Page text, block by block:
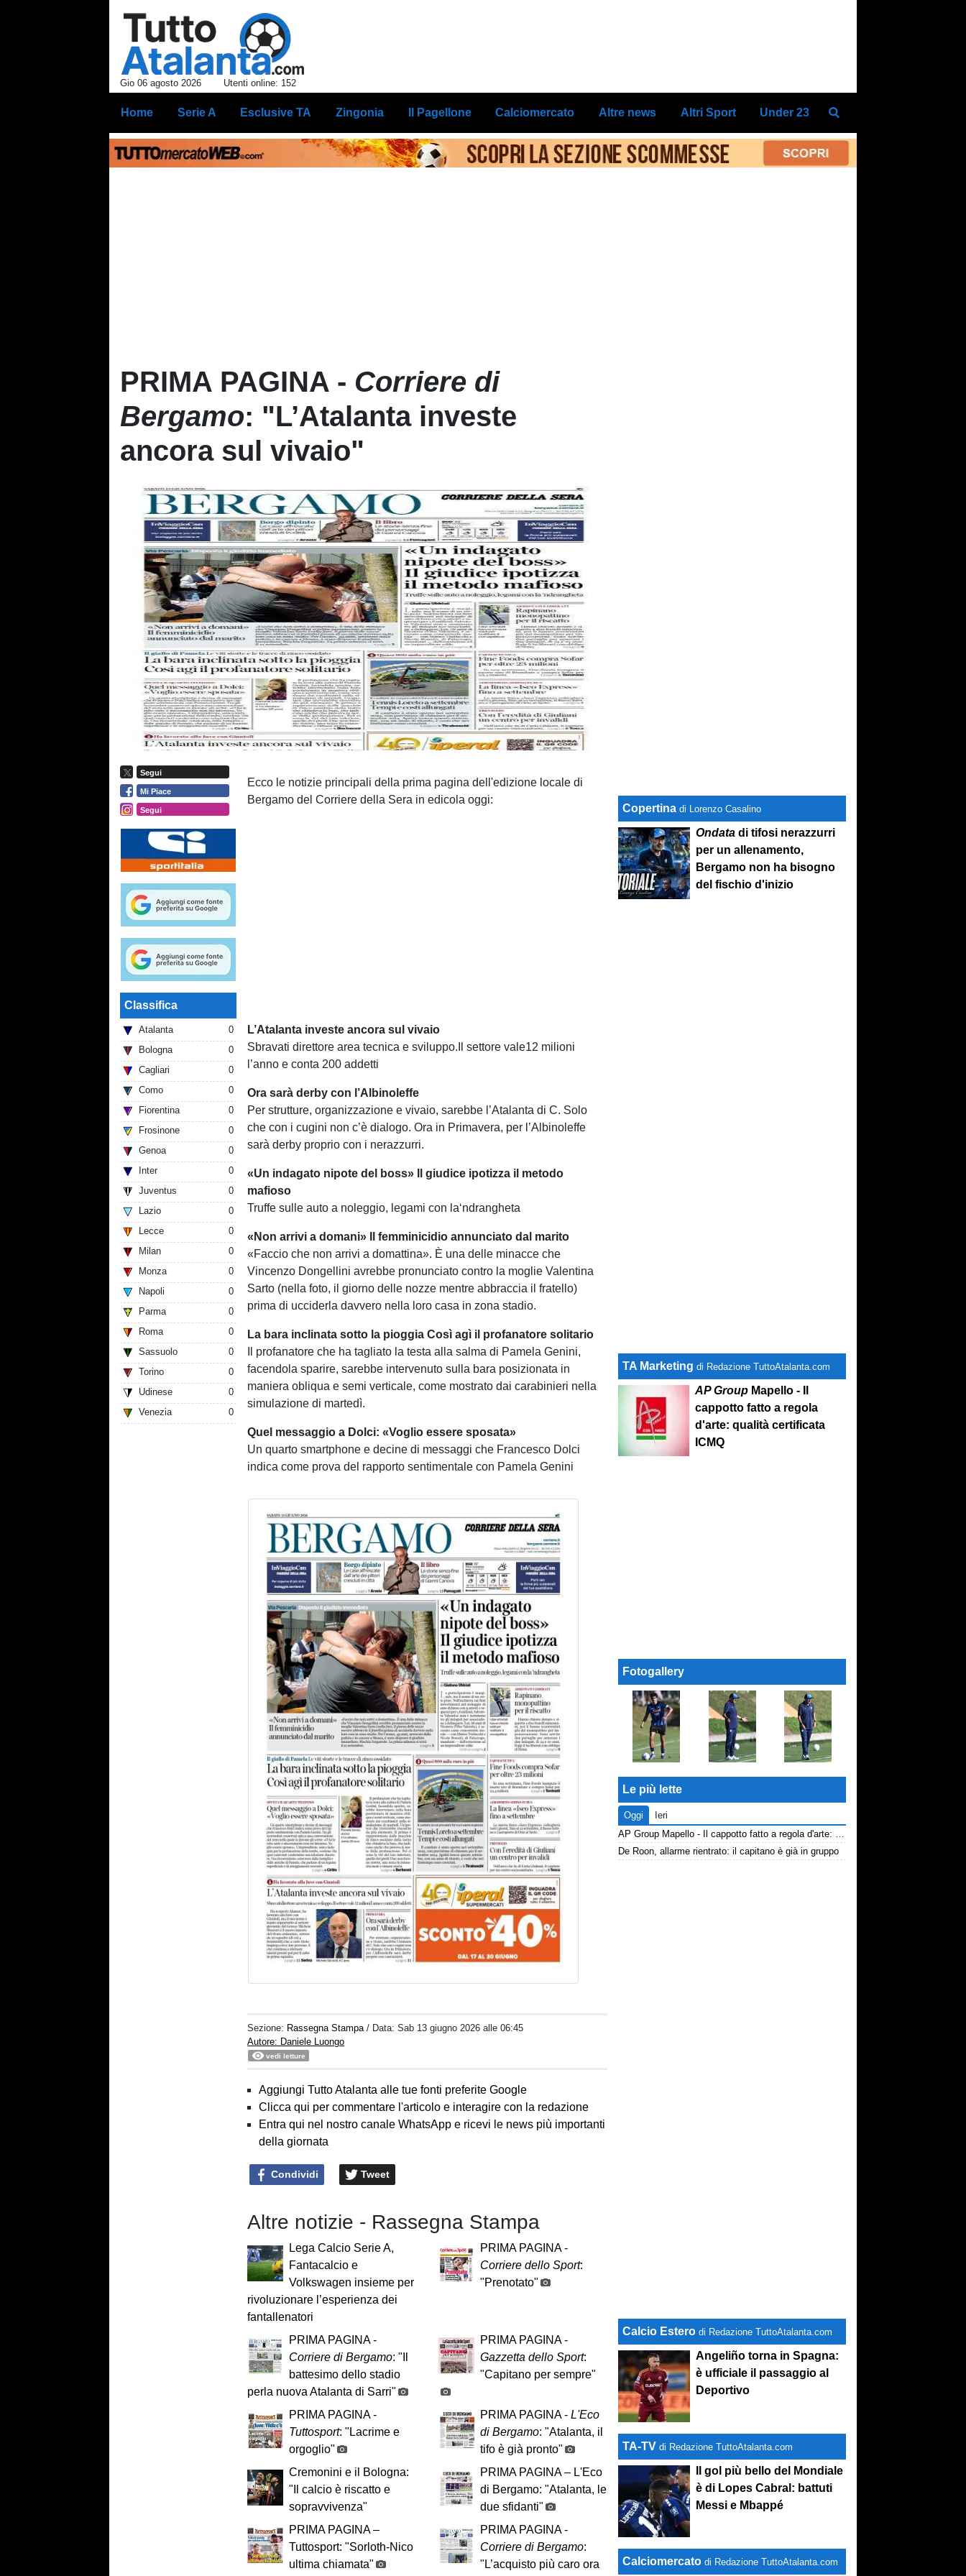
Gio 06 agosto 2026 Utenti online: 152
Home Serie A Esclusive TA Zingonia Il Pagellone Calciomercato Altre news Altri Sport Under 23
PRIMA PAGINA - Corriere di
Bergamo: "L’Atalanta investe
ancora sul vivaio"
Segui
Mi Piace
Segui
Classifica
Atalanta
0
Bologna
0
Cagliari
0
Como
0
Fiorentina
0
Frosinone
0
Genoa
0
Inter
0
Juventus
0
Lazio
0
Lecce
0
Milan
0
Monza
0
Napoli
0
Parma
0
Roma
0
Sassuolo
0
Torino
0
Udinese
0
Venezia
0
Ecco le notizie principali della prima pagina dell'edizione locale di
Bergamo del Corriere della Sera in edicola oggi:
L’Atalanta investe ancora sul vivaio
Sbravati direttore area tecnica e sviluppo.Il settore vale12 milioni
l’anno e conta 200 addetti
Ora sarà derby con l’Albinoleffe
Per strutture, organizzazione e vivaio, sarebbe l’Atalanta di C. Solo
che con i cugini non c’è dialogo. Ora in Primavera, per l’Albinoleffe
sarà derby proprio con i nerazzurri.
«Un indagato nipote del boss» Il giudice ipotizza il metodo
mafioso
Truffe sulle auto a noleggio, legami con la‘ndrangheta
«Non arrivi a domani» Il femminicidio annunciato dal marito
«Faccio che non arrivi a domattina». È una delle minacce che
Vincenzo Dongellini avrebbe pronunciato contro la moglie Valentina
Sarto (nella foto, il giorno delle nozze mentre abbraccia il fratello)
prima di ucciderla davvero nella loro casa in zona stadio.
La bara inclinata sotto la pioggia Così agì il profanatore solitario
Il profanatore che ha tagliato la testa alla salma di Pamela Genini,
facendola sparire, sarebbe intervenuto sulla bara posizionata in
maniera obliqua e semi verticale, come mostrato dai carabinieri nella
simulazione di martedì.
Quel messaggio a Dolci: «Voglio essere sposata»
Un quarto smartphone e decine di messaggi che Francesco Dolci
indica come prova del rapporto sentimentale con Pamela Genini
Sezione: Rassegna Stampa / Data:Sab 13 giugno 2026 alle 06:45
Autore: Daniele Luongo
vedi letture
Aggiungi Tutto Atalanta alle tue fonti preferite Google
Clicca qui per commentare l'articolo e interagire con la redazione
Entra qui nel nostro canale WhatsApp e ricevi le news più importanti
della giornata
Condividi Tweet
Altre notizie - Rassegna Stampa
Lega Calcio Serie A,
Fantacalcio e
Volkswagen insieme per
rivoluzionare l’esperienza dei
fantallenatori
PRIMA PAGINA -
Corriere dello Sport:
"Prenotato"
PRIMA PAGINA -
Corriere di Bergamo: "Il
battesimo dello stadio
perla nuova Atalanta di Sarri"
PRIMA PAGINA -
Gazzetta dello Sport:
"Capitano per sempre"
PRIMA PAGINA -
Tuttosport: "Lacrime e
orgoglio"
PRIMA PAGINA - L'Eco
di Bergamo: "Atalanta, il
tifo è già pronto"
Cremonini e il Bologna:
"Il calcio è riscatto e
sopravvivenza"
PRIMA PAGINA – L'Eco
di Bergamo: "Atalanta, le
due sfidanti"
PRIMA PAGINA –
Tuttosport: "Sorloth-Nico
ultima chiamata"
PRIMA PAGINA -
Corriere di Bergamo:
"L’acquisto più caro ora
Copertina di Lorenzo Casalino
Ondata di tifosi nerazzurri
per un allenamento,
Bergamo non ha bisogno
del fischio d'inizio
TA Marketing di Redazione TuttoAtalanta.com
AP Group Mapello - Il
cappotto fatto a regola
d'arte: qualità certificata
ICMQ
Fotogallery
Le più lette
Oggi
Ieri
AP Group Mapello - Il cappotto fatto a regola d'arte: qualità certificata ICMQ
De Roon, allarme rientrato: il capitano è già in gruppo
Calcio Estero di Redazione TuttoAtalanta.com
Angeliño torna in Spagna:
è ufficiale il passaggio al
Deportivo
TA-TVdi Redazione TuttoAtalanta.com
Il gol più bello del Mondiale
è di Lopes Cabral: battuti
Messi e Mbappé
Calciomercato di Redazione TuttoAtalanta.com